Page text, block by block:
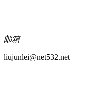
邮箱
liujunlei@net532.net